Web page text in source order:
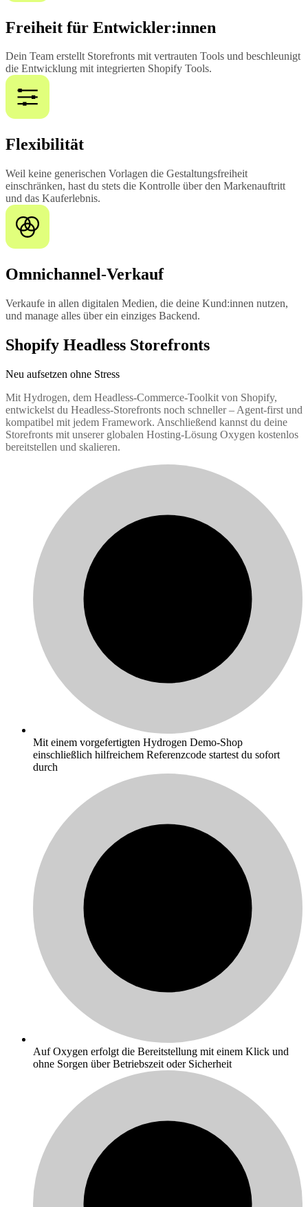
Freiheit für Entwickler:innen
Dein Team erstellt Storefronts mit vertrauten Tools und beschleunigt
die Entwicklung mit integrierten Shopify Tools.
Flexibilität
Weil keine generischen Vorlagen die Gestaltungsfreiheit
einschränken, hast du stets die Kontrolle über den Markenauftritt
und das Kauferlebnis.
Omnichannel-Verkauf
Verkaufe in allen digitalen Medien, die deine Kund:innen nutzen,
und manage alles über ein einziges Backend.
Shopify Headless Storefronts
Neu aufsetzen ohne Stress
Mit Hydrogen, dem Headless-Commerce-Toolkit von Shopify,
entwickelst du Headless-Storefronts noch schneller – Agent-first und
kompatibel mit jedem Framework. Anschließend kannst du deine
Storefronts mit unserer globalen Hosting-Lösung Oxygen kostenlos
bereitstellen und skalieren.
Mit einem vorgefertigten Hydrogen Demo-Shop
einschließlich hilfreichem Referenzcode startest du sofort
durch
Auf Oxygen erfolgt die Bereitstellung mit einem Klick und
ohne Sorgen über Betriebszeit oder Sicherheit